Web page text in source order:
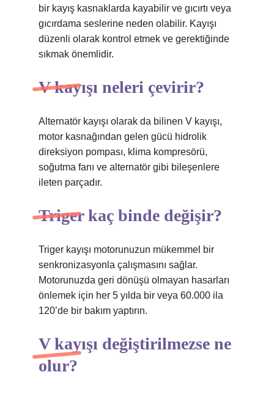
bir kayış kasnaklarda kayabilir ve gıcırtı veya
gıcırdama seslerine neden olabilir. Kayışı
düzenli olarak kontrol etmek ve gerektiğinde
sıkmak önemlidir.
V kayışı neleri çevirir?
Alternatör kayışı olarak da bilinen V kayışı,
motor kasnağından gelen gücü hidrolik
direksiyon pompası, klima kompresörü,
soğutma fanı ve alternatör gibi bileşenlere
ileten parçadır.
Triger kaç binde değişir?
Triger kayışı motorunuzun mükemmel bir
senkronizasyonla çalışmasını sağlar.
Motorunuzda geri dönüşü olmayan hasarları
önlemek için her 5 yılda bir veya 60.000 ila
120’de bir bakım yaptırın.
V kayışı değiştirilmezse ne
olur?